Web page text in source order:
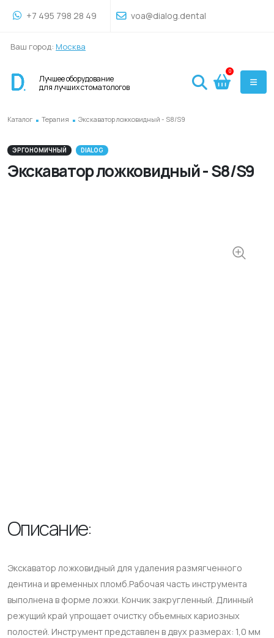
+7 495 798 28 49 voa@dialog.dental
Ваш город: Москва
Лучшее оборудование
для лучших стоматологов
0
Каталог . Терапия . Экскаватор ложковидный - S8/S9
ЭРГОНОМИЧНЫЙ DIALOG
Экскаватор ложковидный - S8/S9
Описание:
Экскаватор ложковидный для удаления размягченного
дентина и временных пломб.Рабочая часть инструмента
выполнена в форме ложки. Кончик закругленный. Длинный
режущий край упрощает очистку объемных кариозных
полостей. Инструмент представлен в двух размерах: 1,0 мм